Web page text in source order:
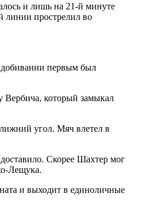
и лишь на 21-й минуте
линии прострелил во
добивании первым был
Вербича, который замыкал
угол. Мяч влетел в
Скорее Шахтер мог
Лещука.
и выходит в единоличные